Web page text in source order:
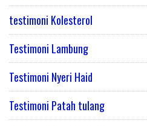
testimoni Kolesterol
Testimoni Lambung
Testimoni Nyeri Haid
Testimoni Patah tulang